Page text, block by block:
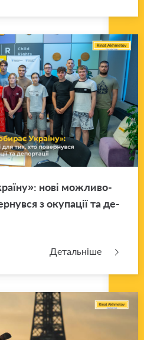
нові мо­жли­во­
з оку­па­ції та де­
Детальніше